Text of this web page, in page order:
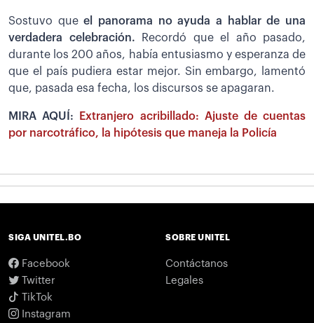
Sostuvo queel panorama no ayuda a hablar de una
verdadera celebración.
Recordó que el año pasado,
durante los 200 años, había entusiasmo y esperanza de
que el país pudiera estar mejor. Sin embargo, lamentó
que, pasada esa fecha, los discursos se apagaran.
MIRA AQUÍ:
Extranjero acribillado: Ajuste de cuentas
por narcotráfico, la hipótesis que maneja la Policía
SIGA UNITEL.BO
Facebook
Twitter
TikTok
Instagram
SOBRE UNITEL
Contáctanos
Legales